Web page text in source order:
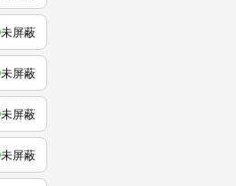
未屏蔽
未屏蔽
未屏蔽
未屏蔽